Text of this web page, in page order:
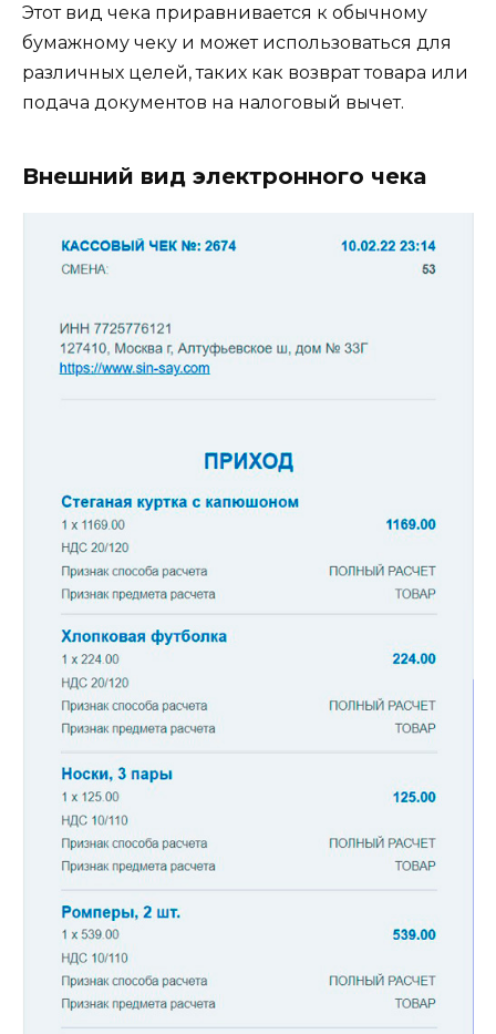
Этот вид чека приравнивается к обычному
бумажному чеку и может использоваться для
различных целей, таких как возврат товара или
подача документов на налоговый вычет.
Внешний вид электронного чека